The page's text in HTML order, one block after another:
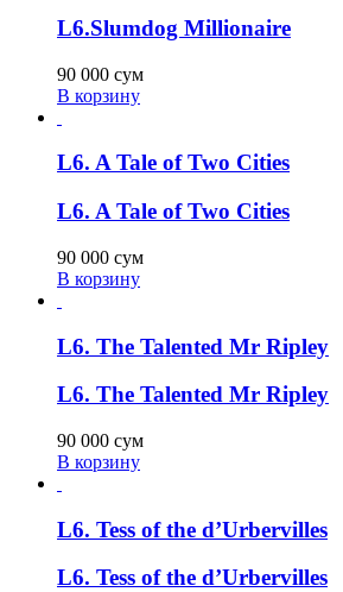
L6.Slumdog Millionaire
90 000 сум
В корзину
L6. A Tale of Two Cities
L6. A Tale of Two Cities
90 000 сум
В корзину
L6. The Talented Mr Ripley
L6. The Talented Mr Ripley
90 000 сум
В корзину
L6. Tess of the d’Urbervilles
L6. Tess of the d’Urbervilles